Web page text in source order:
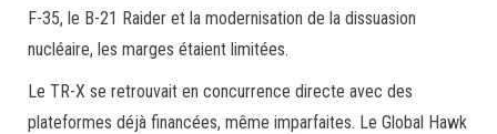
F-35, le B-21 Raider et la modernisation de la dissuasion
nucléaire, les marges étaient limitées.
Le TR-X se retrouvait en concurrence directe avec des
plateformes déjà financées, même imparfaites. Le Global Hawk